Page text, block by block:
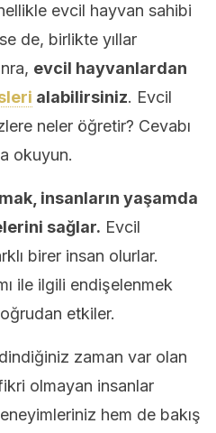
evcil hayvan sahibi
de, birlikte yıllar
evcil hayvanlardan
alabilirsiniz. Evcil
neler öğretir? Cevabı
okuyun.
insanların yaşamda
sağlar. Evcil
birer insan olurlar.
ile ilgili endişelenmek
etkiler.
zaman var olan
olmayan insanlar
hem de bakış